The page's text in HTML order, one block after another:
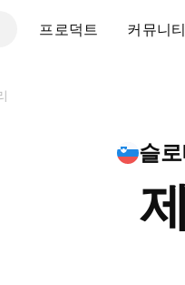
프로덕트 커뮤니티
슬